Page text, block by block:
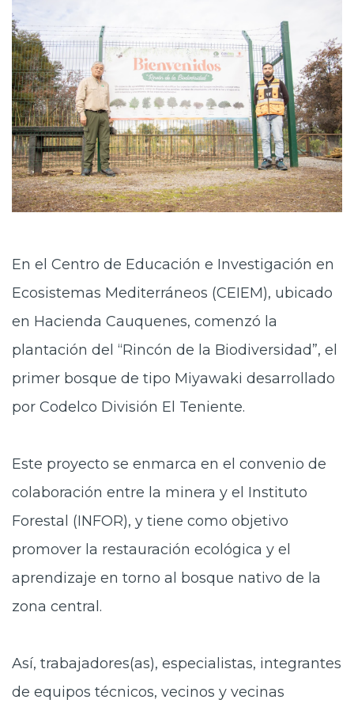
En el Centro de Educación e Investigación en
Ecosistemas Mediterráneos (CEIEM), ubicado
en Hacienda Cauquenes, comenzó la
plantación del “Rincón de la Biodiversidad”, el
primer bosque de tipo Miyawaki desarrollado
por Codelco División El Teniente.
Este proyecto se enmarca en el convenio de
colaboración entre la minera y el Instituto
Forestal (INFOR), y tiene como objetivo
promover la restauración ecológica y el
aprendizaje en torno al bosque nativo de la
zona central.
Así, trabajadores(as), especialistas, integrantes
de equipos técnicos, vecinos y vecinas